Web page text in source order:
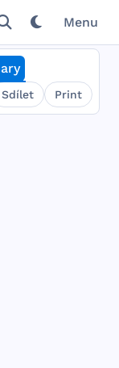
Menu
Sdílet Print